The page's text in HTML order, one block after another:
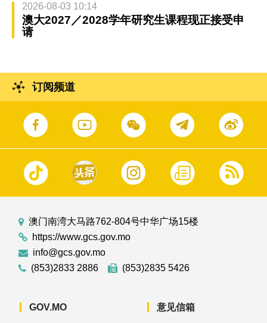
2026-08-03 10:14
澳大2027／2028学年研究生课程现正接受申
请
订阅频道
澳门南湾大马路762-804号中华广场15楼
https://www.gcs.gov.mo
info@gcs.gov.mo
(853)2833 2886
(853)2835 5426
GOV.MO 意见信箱